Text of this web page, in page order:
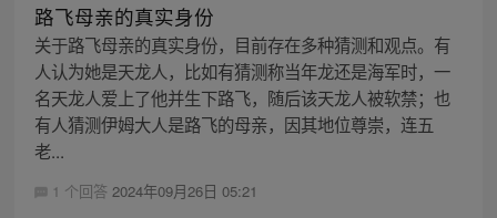
路飞母亲的真实身份
关于路飞母亲的真实身份，目前存在多种猜测和观点。有
人认为她是天龙人，比如有猜测称当年龙还是海军时，一
名天龙人爱上了他并生下路飞，随后该天龙人被软禁；也
有人猜测伊姆大人是路飞的母亲，因其地位尊崇，连五
老...
1 个回答 2024年09月26日 05:21